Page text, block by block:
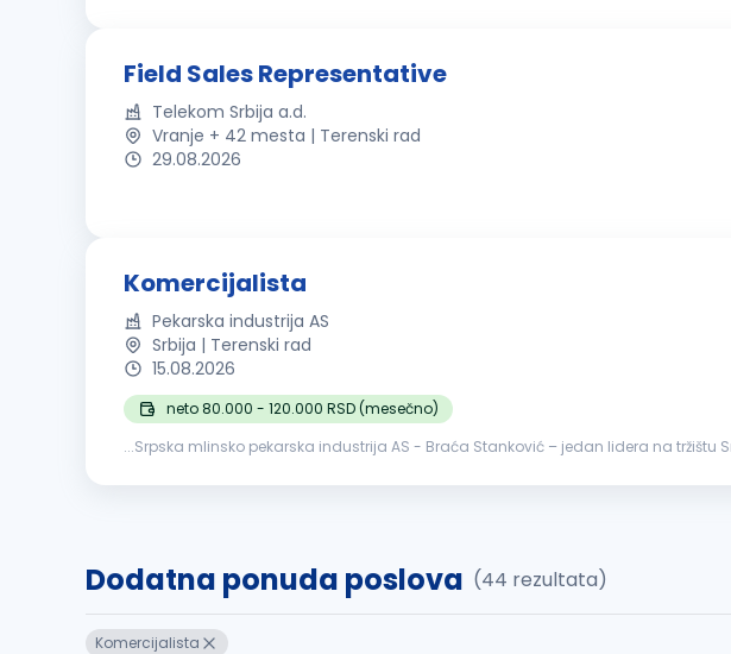
Field Sales Representative
Telekom Srbija a.d.
Vranje + 42 mesta | Terenski rad
29.08.2026
Komercijalista
Pekarska industrija AS
Srbija | Terenski rad
15.08.2026
neto 80.000 - 120.000 RSD (mesečno)
...Srpska mlinsko pekarska industrija AS - Braća Stanković – jedan lidera na
Dodatna ponuda poslova (44 rezultata)
Komercijalista